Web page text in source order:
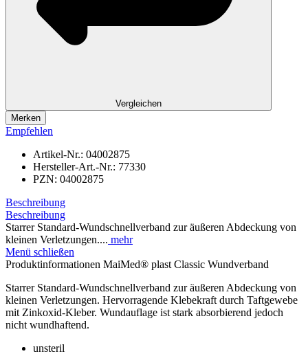
Vergleichen
Merken
Empfehlen
Artikel-Nr.: 04002875
Hersteller-Art.-Nr.: 77330
PZN: 04002875
Beschreibung
Beschreibung
Starrer Standard-Wundschnellverband zur äußeren Abdeckung von
kleinen Verletzungen.... mehr
Menü schließen
Produktinformationen MaiMed® plast Classic Wundverband
Starrer Standard-Wundschnellverband zur äußeren Abdeckung von
kleinen Verletzungen. Hervorragende Klebekraft durch Taftgewebe
mit Zinkoxid-Kleber. Wundauflage ist stark absorbierend jedoch
nicht wundhaftend.
unsteril